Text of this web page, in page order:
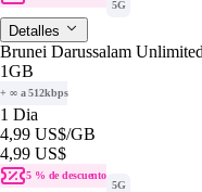
5G
Detalles
Brunei Darussalam
1GB
+ ∞ a 512kbps
1 Dia
4,99 US$/GB
4,99 US$
5 % de descuento
5G